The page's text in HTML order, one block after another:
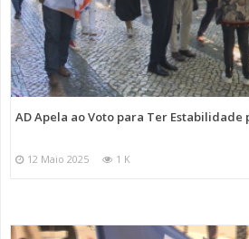
AD Apela ao Voto para Ter Estabilidade
12 Maio 2025 1 K